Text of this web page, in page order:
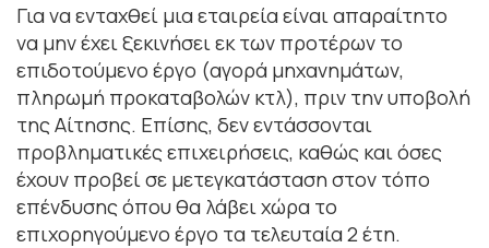
Για να ενταχθεί μια εταιρεία είναι απαραίτητο
να μην έχει ξεκινήσει εκ των προτέρων το
επιδοτούμενο έργο (αγορά μηχανημάτων,
πληρωμή προκαταβολών κτλ), πριν την υποβολή
της Αίτησης. Επίσης, δεν εντάσσονται
προβληματικές επιχειρήσεις, καθώς και όσες
έχουν προβεί σε μετεγκατάσταση στον τόπο
επένδυσης όπου θα λάβει χώρα το
επιχορηγούμενο έργο τα τελευταία 2 έτη.